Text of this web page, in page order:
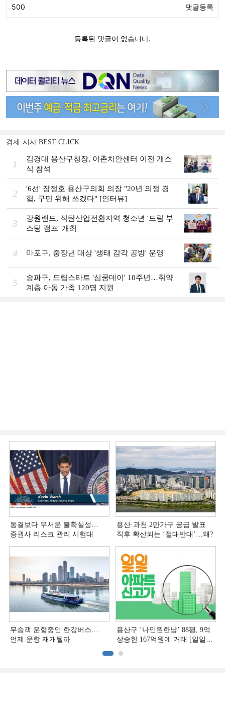
경제·시사 BEST CLICK
1
김경대 용산구청장, 이촌치안센터 이전 개소
식 참석
2
'6선' 장정호 용산구의회 의장 "20년 의정 경
험, 구민 위해 쓰겠다" [인터뷰]
3
강원랜드, 석탄산업전환지역 청소년 '드림 부
스팅 캠프' 개최
4 마포구, 중장년 대상 '생태 감각 공방' 운영
5
송파구, 드림스타트 '심쿵데이' 10주년…취약
계층 아동 가족 120명 지원
동결보다 무서운 불확실성…
증권사 리스크 관리 시험대
용산·과천 2만가구 공급 발표
직후 확산되는 ‘절대반대’…왜?
무승객 운항중인 한강버스…
언제 운항 재개될까
용산구 ‘나인원한남’ 88평, 9억
상승한 167억원에 거래 [일일